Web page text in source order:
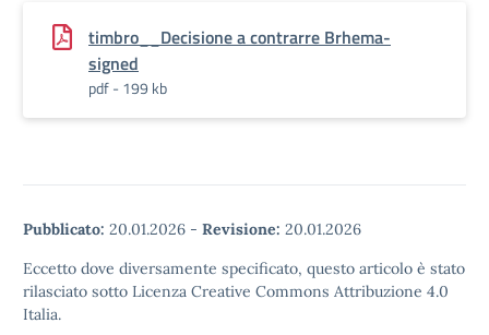
timbro__Decisione a contrarre Brhema-
signed
pdf - 199 kb
Pubblicato: 20.01.2026 - Revisione: 20.01.2026
Eccetto dove diversamente specificato, questo articolo è stato
rilasciato sotto Licenza Creative Commons Attribuzione 4.0
Italia.